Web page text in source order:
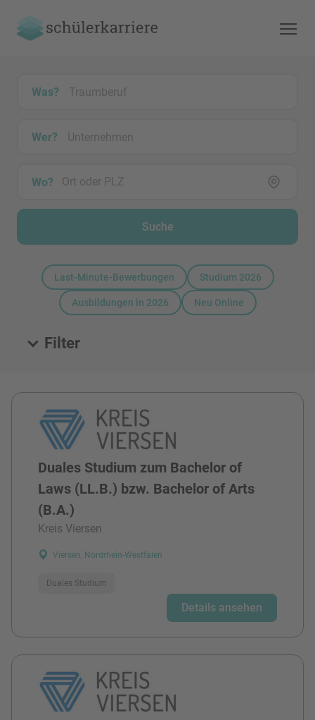
Was?
Wer?
Wo?
Suche
Last-Minute-Bewerbungen Studium 2026
Ausbildungen in 2026 Neu Online
Filter
Alle Stellen
Duales Studium zum Bachelor of
Laws (LL.B.) bzw. Bachelor of Arts
(B.A.)
Kreis Viersen
Viersen, Nordrhein-Westfalen
Duales Studium
Details ansehen